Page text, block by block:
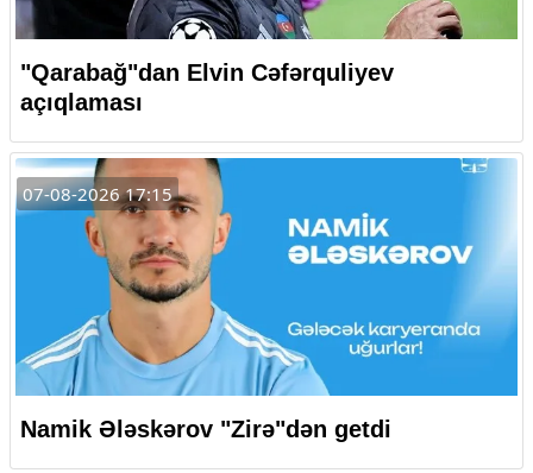
"Qarabağ"dan Elvin Cəfərquliyev
açıqlaması
07-08-2026 17:15
Namik Ələskərov "Zirə"dən getdi